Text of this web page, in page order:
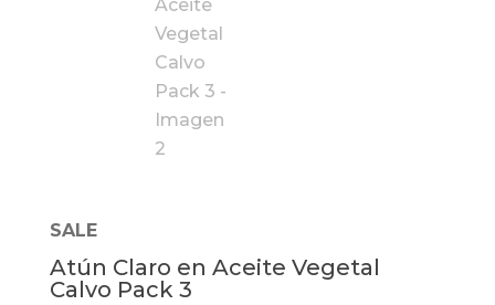
SALE
Atún Claro en Aceite Vegetal
Calvo Pack 3